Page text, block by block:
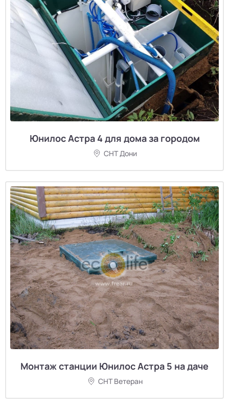
Юнилос Астра 4 для дома за городом
СНТ Дони
Монтаж станции Юнилос Астра 5 на даче
СНТ Ветеран